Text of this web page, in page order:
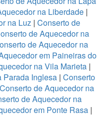
na Liberdade |
na Luz | Conserto de
de Aquecedor na
de Aquecedor na
em Paineiras do
na Vila Marieta |
Parada Inglesa | Conserto
Conserto de Aquecedor na
de Aquecedor na
em Ponte Rasa|